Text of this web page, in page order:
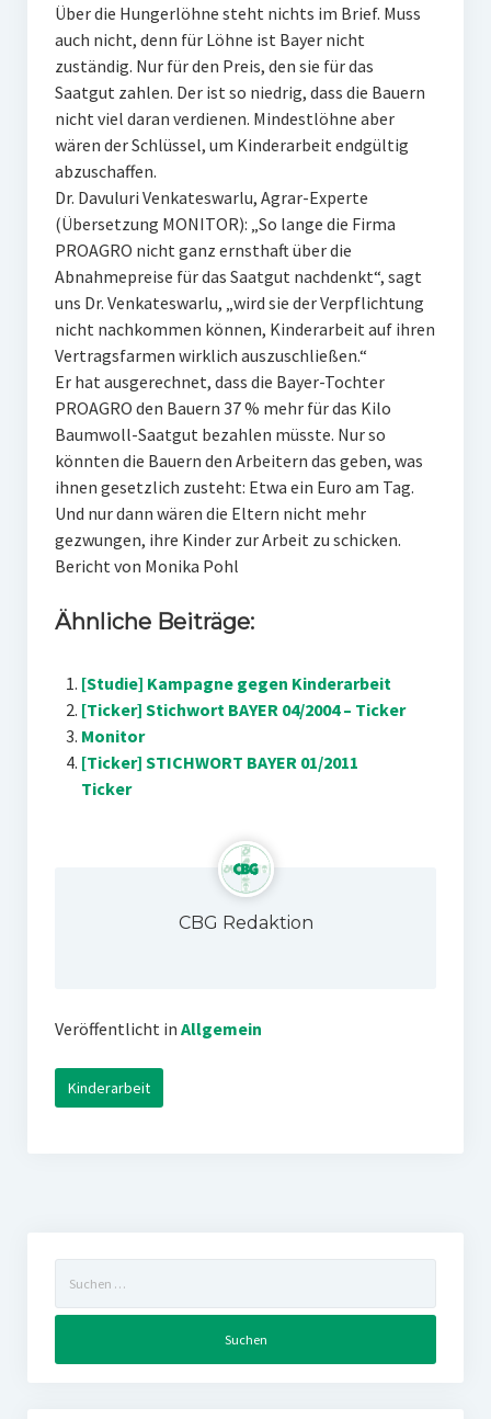
Über die Hungerlöhne steht nichts im Brief. Muss
auch nicht, denn für Löhne ist Bayer nicht
zuständig. Nur für den Preis, den sie für das
Saatgut zahlen. Der ist so niedrig, dass die Bauern
nicht viel daran verdienen. Mindestlöhne aber
wären der Schlüssel, um Kinderarbeit endgültig
abzuschaffen.
Dr. Davuluri Venkateswarlu, Agrar-Experte
(Übersetzung MONITOR): „So lange die Firma
PROAGRO nicht ganz ernsthaft über die
Abnahmepreise für das Saatgut nachdenkt“, sagt
uns Dr. Venkateswarlu, „wird sie der Verpflichtung
nicht nachkommen können, Kinderarbeit auf ihren
Vertragsfarmen wirklich auszuschließen.“
Er hat ausgerechnet, dass die Bayer-Tochter
PROAGRO den Bauern 37 % mehr für das Kilo
Baumwoll-Saatgut bezahlen müsste. Nur so
könnten die Bauern den Arbeitern das geben, was
ihnen gesetzlich zusteht: Etwa ein Euro am Tag.
Und nur dann wären die Eltern nicht mehr
gezwungen, ihre Kinder zur Arbeit zu schicken.
Bericht von Monika Pohl
Ähnliche Beiträge:
[Studie] Kampagne gegen Kinderarbeit
[Ticker] Stichwort BAYER 04/2004 – Ticker
Monitor
[Ticker] STICHWORT BAYER 01/2011
Ticker
CBG Redaktion
Veröffentlicht in Allgemein
Kinderarbeit
nach: